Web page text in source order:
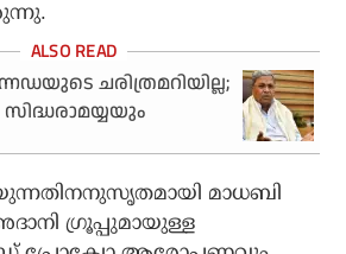
ചരിത്രമറിയില്ല;
മാധബി
ഗ്രൂപ്പുമായുള്ള